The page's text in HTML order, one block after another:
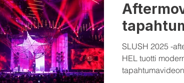
SLUSH 2025 -
HEL tuotti